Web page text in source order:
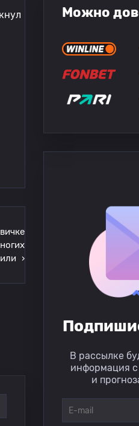
›
Можно
В рассылке
информация
и